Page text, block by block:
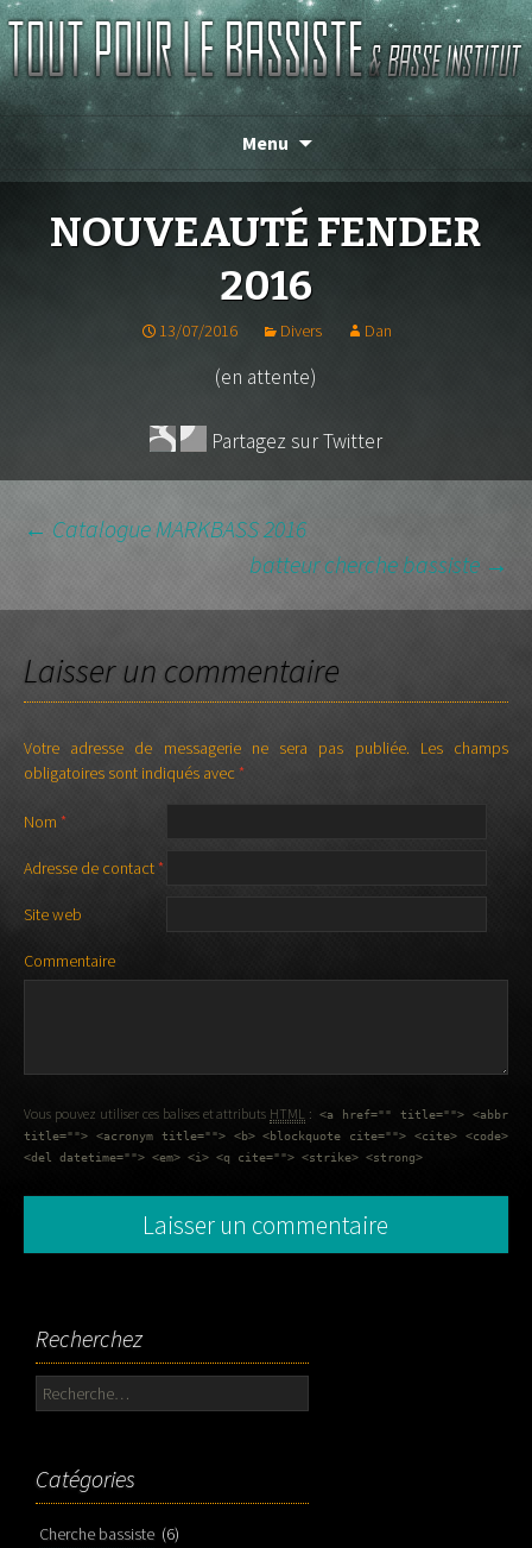
TOUT POUR LE BASSISTE
de basse depuis 1986 !
Menu
NOUVEAUTÉ FENDER
2016
13/07/2016 Divers Dan
(en attente)
Partagez sur Twitter
NAVIGATION DES
ARTICLES
← Catalogue MARKBASS 2016
batteur cherche bassiste →
Laisser un commentaire
Votre adresse de messagerie ne sera pas publiée. Les champs
obligatoires sont indiqués avec *
Nom *
Adresse de contact*
Site web
Commentaire
Vous pouvez utiliser ces balises et attributs HTML :
<a href="" title=""> <abbr
title=""> <acronym title=""> <b> <blockquote cite=""> <cite> <code>
<del datetime=""> <em> <i> <q cite=""> <strike> <strong>
Recherchez
Rechercher :
Catégories
Cherche bassiste (6)